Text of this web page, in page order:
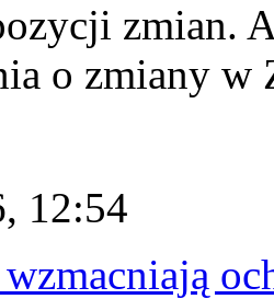
zmian.
o zmiany w
12:54